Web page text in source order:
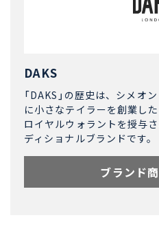
DAKS
「DAKS」の歴史は、シメオ
に小さなテイラーを創業し
ロイヤルウォラントを授与
ディショナルブランドです。
ブランド